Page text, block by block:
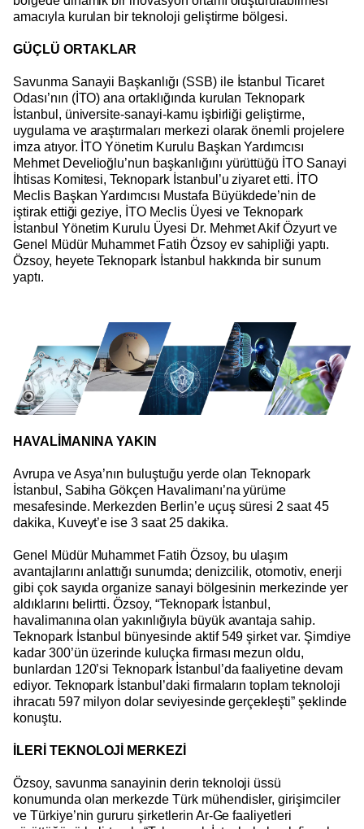
amacıyla kurulan bir teknoloji geliştirme bölgesi.
GÜÇLÜ ORTAKLAR
Savunma Sanayii Başkanlığı (SSB) ile İstanbul Ticaret
Odası’nın (İTO) ana ortaklığında kurulan Teknopark
İstanbul, üniversite-sanayi-kamu işbirliği geliştirme,
uygulama ve araştırmaları merkezi olarak önemli projelere
imza atıyor. İTO Yönetim Kurulu Başkan Yardımcısı
Mehmet Develioğlu’nun başkanlığını yürüttüğü İTO Sanayi
İhtisas Komitesi, Teknopark İstanbul’u ziyaret etti. İTO
Meclis Başkan Yardımcısı Mustafa Büyükdede’nin de
iştirak ettiği geziye, İTO Meclis Üyesi ve Teknopark
İstanbul Yönetim Kurulu Üyesi Dr. Mehmet Akif Özyurt ve
Genel Müdür Muhammet Fatih Özsoy ev sahipliği yaptı.
Özsoy, heyete Teknopark İstanbul hakkında bir sunum
yaptı.
HAVALİMANINA YAKIN
Avrupa ve Asya’nın buluştuğu yerde olan Teknopark
İstanbul, Sabiha Gökçen Havalimanı’na yürüme
mesafesinde. Merkezden Berlin’e uçuş süresi 2 saat 45
dakika, Kuveyt’e ise 3 saat 25 dakika.
Genel Müdür Muhammet Fatih Özsoy, bu ulaşım
avantajlarını anlattığı sunumda; denizcilik, otomotiv, enerji
gibi çok sayıda organize sanayi bölgesinin merkezinde yer
aldıklarını belirtti. Özsoy, “Teknopark İstanbul,
havalimanına olan yakınlığıyla büyük avantaja sahip.
Teknopark İstanbul bünyesinde aktif 549 şirket var. Şimdiye
kadar 300’ün üzerinde kuluçka firması mezun oldu,
bunlardan 120’si Teknopark İstanbul’da faaliyetine devam
ediyor. Teknopark İstanbul’daki firmaların toplam teknoloji
ihracatı 597 milyon dolar seviyesinde gerçekleşti” şeklinde
konuştu.
İLERİ TEKNOLOJİ MERKEZİ
Özsoy, savunma sanayinin derin teknoloji üssü
konumunda olan merkezde Türk mühendisler, girişimciler
ve Türkiye’nin gururu şirketlerin Ar-Ge faaliyetleri